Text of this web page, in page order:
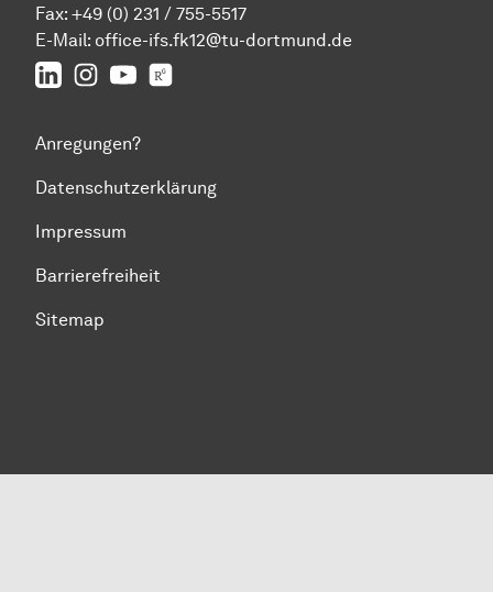
Fax: +49 (0) 231 / 755-5517
E-Mail: office-ifs.fk12@tu-dortmund.de
LinkedInIFS auf Instagram
IFS auf YouTube
Anregungen?
Datenschutzerklärung
Impressum
Barrierefreiheit
Sitemap